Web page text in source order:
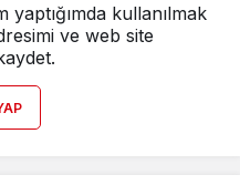
kullanılmak
ve web site